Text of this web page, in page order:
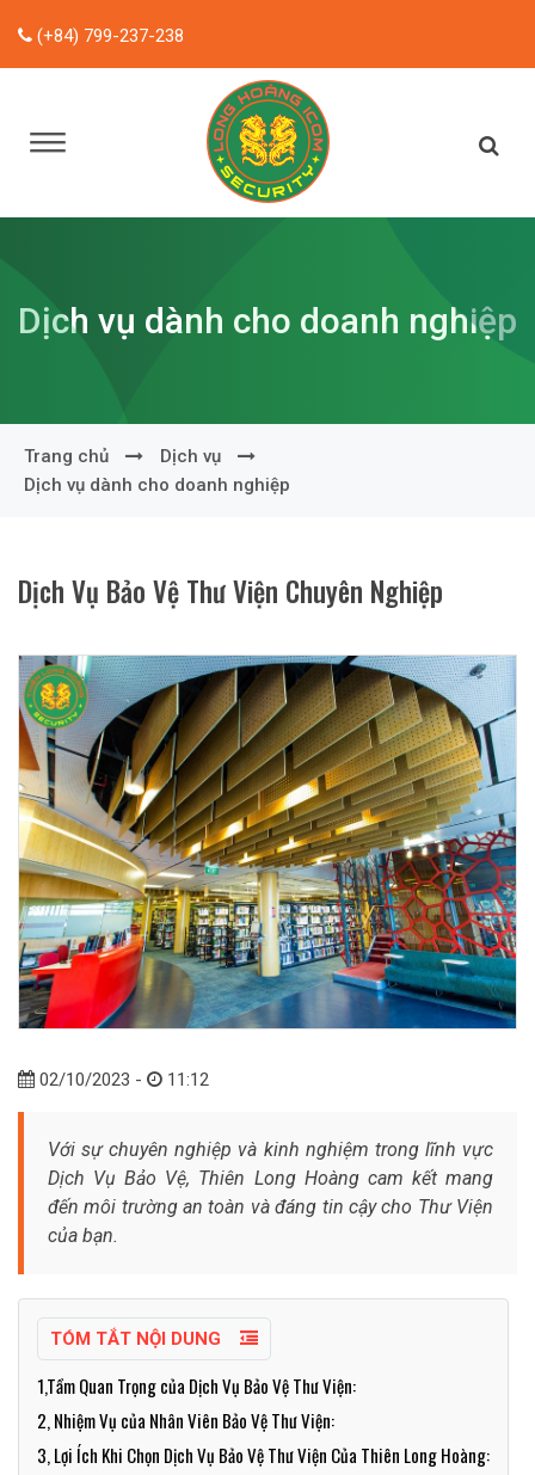
(+84) 799-237-238
Dịch vụ dành cho doanh nghiệp
Trang chủ
Dịch vụ
Dịch vụ dành cho doanh nghiệp
Dịch Vụ Bảo Vệ Thư Viện Chuyên Nghiệp
02/10/2023 - 11:12
Với sự chuyên nghiệp và kinh nghiệm trong lĩnh vực
Dịch Vụ Bảo Vệ, Thiên Long Hoàng cam kết mang
đến môi trường an toàn và đáng tin cậy cho Thư Viện
của bạn.
TÓM TẮT NỘI DUNG
1,Tầm Quan Trọng của Dịch Vụ Bảo Vệ Thư Viện:
2, Nhiệm Vụ của Nhân Viên Bảo Vệ Thư Viện:
3, Lợi Ích Khi Chọn Dịch Vụ Bảo Vệ Thư Viện Của Thiên Long Hoàng: